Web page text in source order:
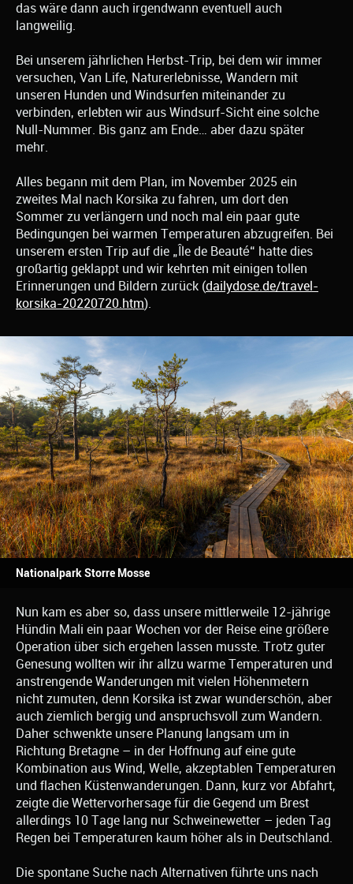
das wäre dann auch irgendwann eventuell auch
langweilig.
Bei unserem jährlichen Herbst-Trip, bei dem wir immer
versuchen, Van Life, Naturerlebnisse, Wandern mit
unseren Hunden und Windsurfen miteinander zu
verbinden, erlebten wir aus Windsurf-Sicht eine solche
Null-Nummer. Bis ganz am Ende… aber dazu später
mehr.
Alles begann mit dem Plan, im November 2025 ein
zweites Mal nach Korsika zu fahren, um dort den
Sommer zu verlängern und noch mal ein paar gute
Bedingungen bei warmen Temperaturen abzugreifen. Bei
unserem ersten Trip auf die „Île de Beauté“ hatte dies
großartig geklappt und wir kehrten mit einigen tollen
Erinnerungen und Bildern zurück (dailydose.de/travel-
korsika-20220720.htm).
Nationalpark Storre Mosse
Nun kam es aber so, dass unsere mittlerweile 12-jährige
Hündin Mali ein paar Wochen vor der Reise eine größere
Operation über sich ergehen lassen musste. Trotz guter
Genesung wollten wir ihr allzu warme Temperaturen und
anstrengende Wanderungen mit vielen Höhenmetern
nicht zumuten, denn Korsika ist zwar wunderschön, aber
auch ziemlich bergig und anspruchsvoll zum Wandern.
Daher schwenkte unsere Planung langsam um in
Richtung Bretagne – in der Hoffnung auf eine gute
Kombination aus Wind, Welle, akzeptablen Temperaturen
und flachen Küstenwanderungen. Dann, kurz vor Abfahrt,
zeigte die Wettervorhersage für die Gegend um Brest
allerdings 10 Tage lang nur Schweinewetter – jeden Tag
Regen bei Temperaturen kaum höher als in Deutschland.
Die spontane Suche nach Alternativen führte uns nach